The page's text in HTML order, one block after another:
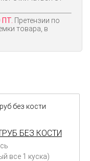
Претензии по
товара, в
БЕЗ КОСТИ
все 1 куска)